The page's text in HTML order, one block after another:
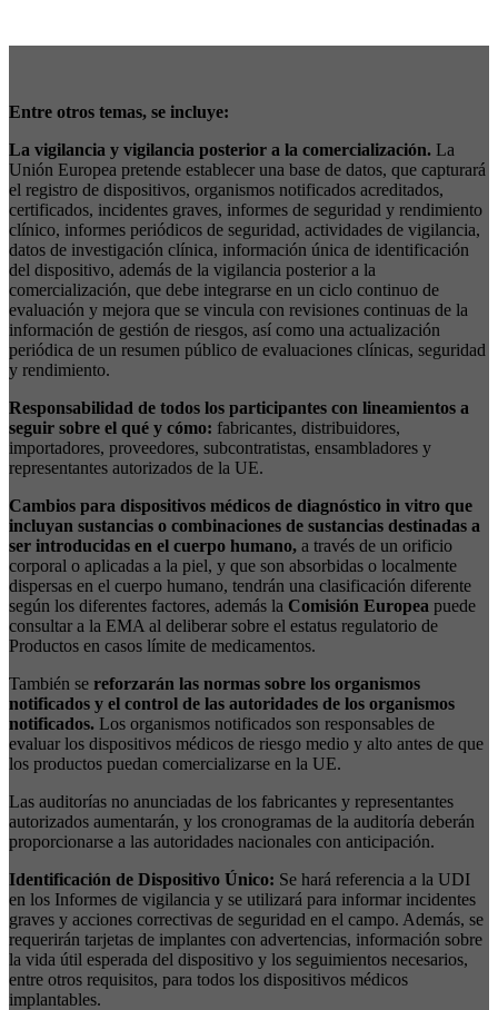
Entre otros temas, se incluye:
La vigilancia y vigilancia posterior a la comercialización. La
Unión Europea pretende establecer una base de datos, que capturará
el registro de dispositivos, organismos notificados acreditados,
certificados, incidentes graves, informes de seguridad y rendimiento
clínico, informes periódicos de seguridad, actividades de vigilancia,
datos de investigación clínica, información única de identificación
del dispositivo, además de la vigilancia posterior a la
comercialización, que debe integrarse en un ciclo continuo de
evaluación y mejora que se vincula con revisiones continuas de la
información de gestión de riesgos, así como una actualización
periódica de un resumen público de evaluaciones clínicas, seguridad
y rendimiento.
Responsabilidad de todos los participantes con lineamientos a
seguir sobre el qué y cómo: fabricantes, distribuidores,
importadores, proveedores, subcontratistas, ensambladores y
representantes autorizados de la UE.
Cambios para dispositivos médicos de diagnóstico in vitro que
incluyan sustancias o combinaciones de sustancias destinadas a
ser introducidas en el cuerpo humano, a través de un orificio
corporal o aplicadas a la piel, y que son absorbidas o localmente
dispersas en el cuerpo humano, tendrán una clasificación diferente
según los diferentes factores, además la Comisión Europea puede
consultar a la EMA al deliberar sobre el estatus regulatorio de
Productos en casos límite de medicamentos.
También se reforzarán las normas sobre los organismos
notificados y el control de las autoridades de los organismos
notificados. Los organismos notificados son responsables de
evaluar los dispositivos médicos de riesgo medio y alto antes de que
los productos puedan comercializarse en la UE.
Las auditorías no anunciadas de los fabricantes y representantes
autorizados aumentarán, y los cronogramas de la auditoría deberán
proporcionarse a las autoridades nacionales con anticipación.
Identificación de Dispositivo Único: Se hará referencia a la UDI
en los Informes de vigilancia y se utilizará para informar incidentes
graves y acciones correctivas de seguridad en el campo. Además, se
requerirán tarjetas de implantes con advertencias, información sobre
la vida útil esperada del dispositivo y los seguimientos necesarios,
entre otros requisitos, para todos los dispositivos médicos
implantables.